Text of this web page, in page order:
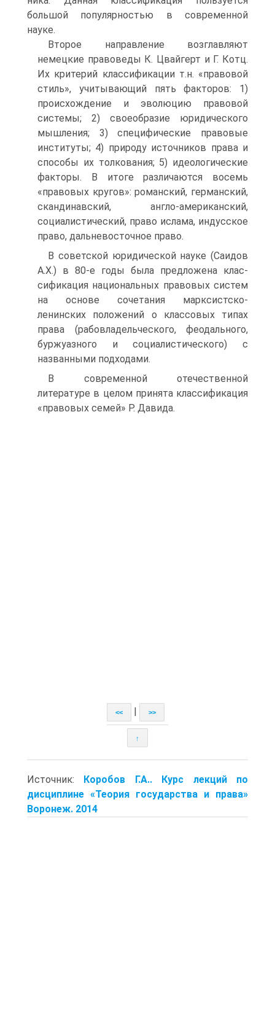
большой популярностью в современной
науке.
Второе направление возглавляют
немецкие правоведы К. Цвайгерт и Г. Котц.
Их критерий классификации т.н. «правовой
стиль», учитывающий пять факторов: 1)
про­исхождение и эволюцию правовой
системы; 2) своеобразие юридического
мышления; 3) специфические правовые
институты; 4) природу источников права и
способы их толкования; 5) идеологические
факторы. В итоге различаются восемь
«правовых кру­гов»: романский, германский,
скандинавский, англо-американский,
социалистический, право ислама, индусское
право, дальневосточное право.
В советской юридической науке (Саидов
А.Х.) в 80-е годы была предложена клас­
сификация национальных правовых систем
на основе сочетания марксистско-
ленинских положений о классовых типах
права (рабовладельческого, феодального,
буржуазного и социалистического) с
названными подходами.
В современной отечественной
литературе в целом принята классификация
«право­вых семей» Р. Давида.
<< >>
↑
Источник: Коробов Г.А.. Курс лекций по
дисциплине «Теория государства и права»
Воронеж. 2014